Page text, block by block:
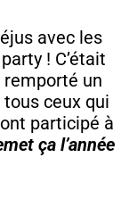
avec les
! C’était
remporté un
ceux qui
participé à
ça l’année